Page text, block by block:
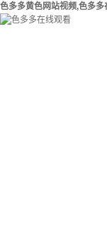
色多多黄色网站视频,色多